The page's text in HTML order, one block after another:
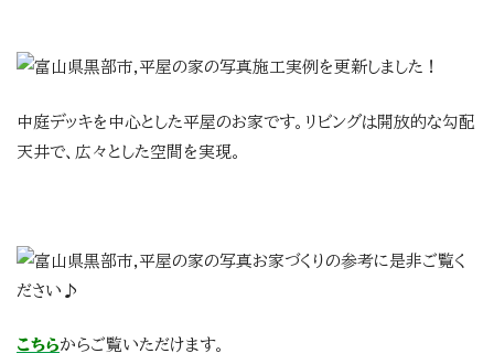
施工実例を更新しました！
中庭デッキを中心とした平屋のお家です。 リビングは開放的な勾配
天井で、広々とした空間を実現。
お家づくりの参考に是非ご覧く
ださい♪
こちらからご覧いただけます。